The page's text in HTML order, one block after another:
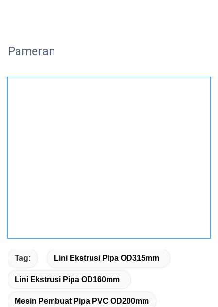
Pameran
Tag: Lini Ekstrusi Pipa OD315mm
Lini Ekstrusi Pipa OD160mm
Mesin Pembuat Pipa PVC OD200mm